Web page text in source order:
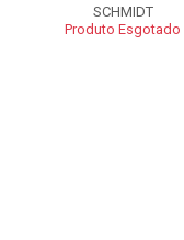
SCHMIDT
Produto Esgotado